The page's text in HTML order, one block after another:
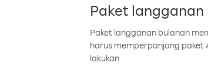
Paket
Paket langganan bulanan
harus memperpanjang paket
lakukan